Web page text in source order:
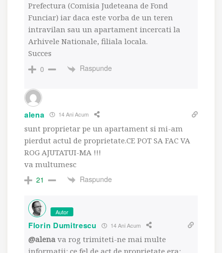
Prefectura (Comisia Judeteana de Fond
Funciar) iar daca este vorba de un teren
intravilan sau un apartament incercati la
Arhivele Nationale, filiala locala.
Succes
0
Raspunde
alena 14 Ani Acum
sunt proprietar pe un apartament si mi-am
pierdut actul de proprietate.CE POT SA FAC VA
ROG AJUTATUI-MA !!!
va multumesc
21
Raspunde
Autor
Florin Dumitrescu 14 Ani Acum
@alena va rog trimiteti-ne mai multe